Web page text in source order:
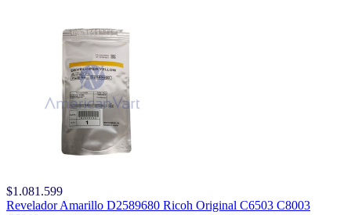
$1.081.599
Revelador Amarillo D2589680 Ricoh Original C6503 C8003